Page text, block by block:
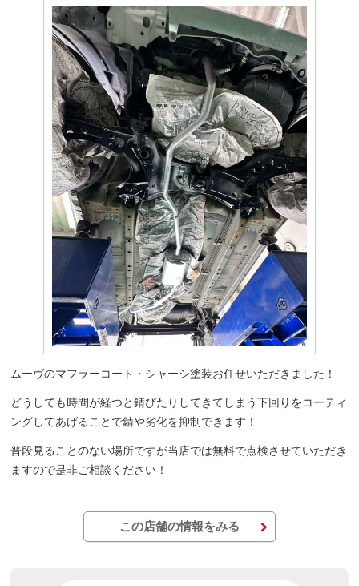
ムーヴのマフラーコート・シャーシ塗装お任せいただきました！
どうしても時間が経つと錆びたりしてきてしまう下回りをコーティ
ングしてあげることで錆や劣化を抑制できます！
普段見ることのない場所ですが当店では無料で点検させていただき
ますので是非ご相談ください！
この店舗の情報をみる